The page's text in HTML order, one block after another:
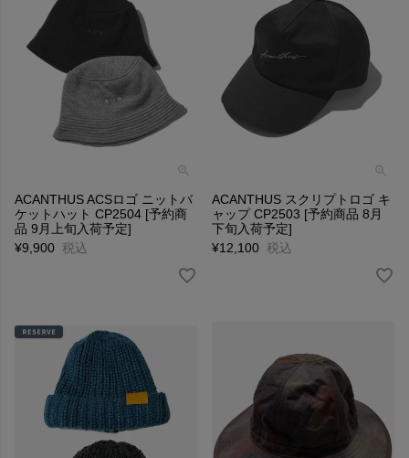
ACANTHUS ACSロゴ ニットバ
ケットハット CP2504 [予約商
品 9月上旬入荷予定]
¥9,900 税込
ACANTHUS スクリプトロゴ キ
ャップ CP2503 [予約商品 8月
下旬入荷予定]
¥12,100 税込